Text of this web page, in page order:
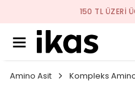
Amino Asit Kompleks